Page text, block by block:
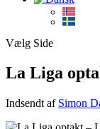
Vælg Side
La Liga
Indsendt af Simon